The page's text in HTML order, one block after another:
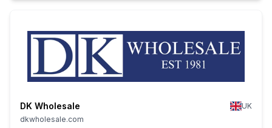
DK Wholesale
UK
dkwholesale.com